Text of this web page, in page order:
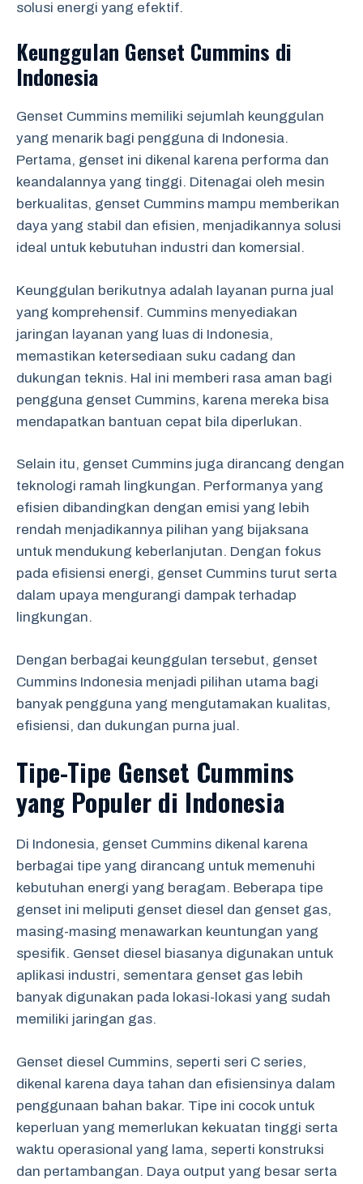
solusi energi yang efektif.
Keunggulan Genset Cummins di
Indonesia
Genset Cummins memiliki sejumlah keunggulan
yang menarik bagi pengguna di Indonesia.
Pertama, genset ini dikenal karena performa dan
keandalannya yang tinggi. Ditenagai oleh mesin
berkualitas, genset Cummins mampu memberikan
daya yang stabil dan efisien, menjadikannya solusi
ideal untuk kebutuhan industri dan komersial.
Keunggulan berikutnya adalah layanan purna jual
yang komprehensif. Cummins menyediakan
jaringan layanan yang luas di Indonesia,
memastikan ketersediaan suku cadang dan
dukungan teknis. Hal ini memberi rasa aman bagi
pengguna genset Cummins, karena mereka bisa
mendapatkan bantuan cepat bila diperlukan.
Selain itu, genset Cummins juga dirancang dengan
teknologi ramah lingkungan. Performanya yang
efisien dibandingkan dengan emisi yang lebih
rendah menjadikannya pilihan yang bijaksana
untuk mendukung keberlanjutan. Dengan fokus
pada efisiensi energi, genset Cummins turut serta
dalam upaya mengurangi dampak terhadap
lingkungan.
Dengan berbagai keunggulan tersebut, genset
Cummins Indonesia menjadi pilihan utama bagi
banyak pengguna yang mengutamakan kualitas,
efisiensi, dan dukungan purna jual.
Tipe-Tipe Genset Cummins
yang Populer di Indonesia
Di Indonesia, genset Cummins dikenal karena
berbagai tipe yang dirancang untuk memenuhi
kebutuhan energi yang beragam. Beberapa tipe
genset ini meliputi genset diesel dan genset gas,
masing-masing menawarkan keuntungan yang
spesifik. Genset diesel biasanya digunakan untuk
aplikasi industri, sementara genset gas lebih
banyak digunakan pada lokasi-lokasi yang sudah
memiliki jaringan gas.
Genset diesel Cummins, seperti seri C series,
dikenal karena daya tahan dan efisiensinya dalam
penggunaan bahan bakar. Tipe ini cocok untuk
keperluan yang memerlukan kekuatan tinggi serta
waktu operasional yang lama, seperti konstruksi
dan pertambangan. Daya output yang besar serta